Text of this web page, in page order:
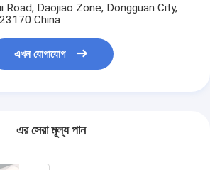
Road, Daojiao Zone, Dongguan City,
China
এখন যোগাযোগ
এর সেরা মূল্য পান